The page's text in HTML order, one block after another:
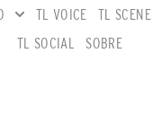
TL VOICE TL SCENE
TL SOCIAL
SOBRE